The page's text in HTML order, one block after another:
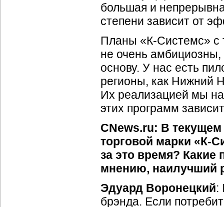
большая и
степени зависит от
Планы «К-Системс» с
не очень
основу. У нас есть
регионы, как Нижний
Их реализацией мы
этих программ
CNews.ru: В
торговой марки «К-
за это время?
мнению, наилучший
Эдуард Воронецкий:
брэнда. Если